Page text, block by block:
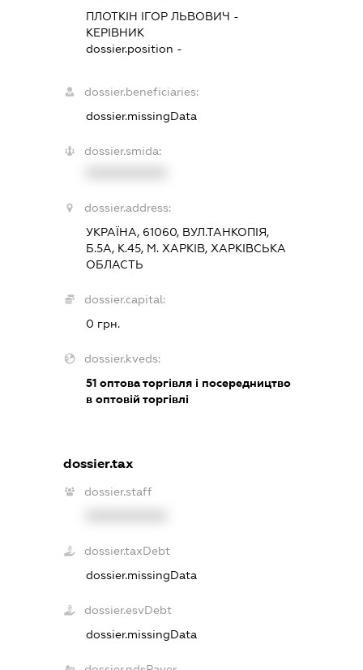
ПЛОТКІН ІГОР ЛЬВОВИЧ -
КЕРІВНИК
dossier.position -
dossier.beneficiaries:
dossier.missingData
dossier.smida:
dossier.address:
УКРАЇНА, 61060, ВУЛ.ТАНКОПІЯ,
Б.5А, К.45, М. ХАРКІВ, ХАРКІВСЬКА
ОБЛАСТЬ
dossier.capital:
0 грн.
dossier.kveds:
51оптова торгівля і посередництво
в оптовій торгівлі
dossier.tax
dossier.staff
dossier.taxDebt
dossier.missingData
dossier.esvDebt
dossier.missingData